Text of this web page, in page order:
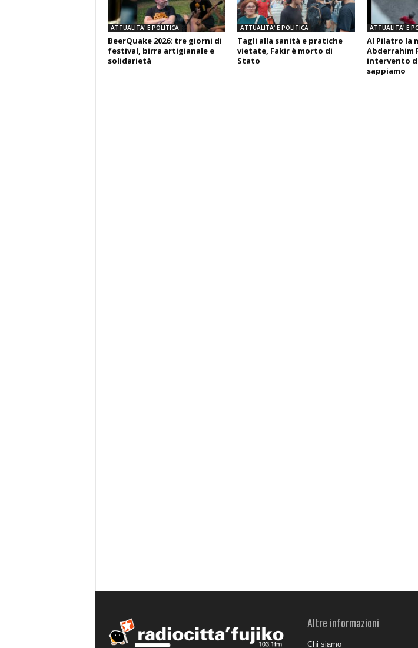
ATTUALITA' E POLITICA
BeerQuake 2026: tre giorni di
festival, birra artigianale e
solidarietà
ATTUALITA' E POLITICA
Tagli alla sanità e pratiche
vietate, Fakir è morto di
Stato
ATTUALITA' E
Al Pilatro la
Abderrahim
intervento
sappiamo
Altre informazioni
Chi siamo